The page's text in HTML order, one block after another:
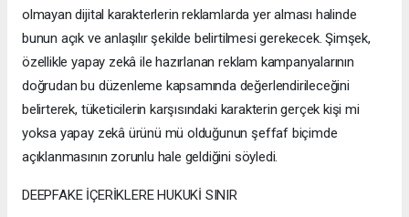
olmayan dijital karakterlerin reklamlarda yer alması halinde
bunun açık ve anlaşılır şekilde belirtilmesi gerekecek. Şimşek,
özellikle yapay zekâ ile hazırlanan reklam kampanyalarının
doğrudan bu düzenleme kapsamında değerlendirileceğini
belirterek, tüketicilerin karşısındaki karakterin gerçek kişi mi
yoksa yapay zekâ ürünü mü olduğunun şeffaf biçimde
açıklanmasının zorunlu hale geldiğini söyledi.
DEEPFAKE İÇERİKLERE HUKUKİ SINIR